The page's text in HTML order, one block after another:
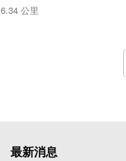
6.34 公里
最新消息